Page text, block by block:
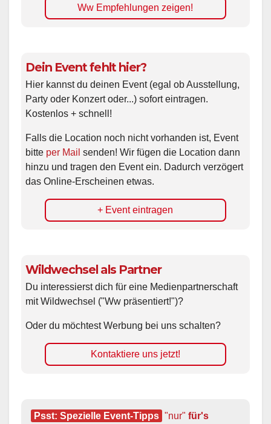
Ww Empfehlungen zeigen!
Dein Event fehlt hier?
Hier kannst du deinen Event (egal ob Ausstellung,
Party oder Konzert oder...) sofort eintragen.
Kostenlos + schnell!
Falls die Location noch nicht vorhanden ist, Event
bitte per Mail senden! Wir fügen die Location dann
hinzu und tragen den Event ein. Dadurch verzögert
das Online-Erscheinen etwas.
+ Event eintragen
Wildwechsel als Partner
Du interessierst dich für eine Medienpartnerschaft
mit Wildwechsel ("Ww präsentiert!")?
Oder du möchtest Werbung bei uns schalten?
Kontaktiere uns jetzt!
Psst: Spezielle Event-Tipps "nur" für's